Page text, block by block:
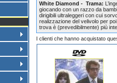
White Diamond - Trama:
giocando con un razzo da
dirigibili ultraleggeri con cui
realizzazione del velivolo per
trova è (prevedibilmente) più
I clienti che hanno acquistato